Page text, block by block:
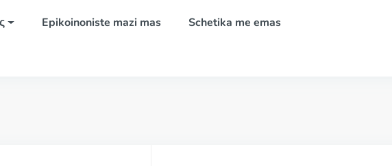
Epikoinoniste mazi mas Schetika me emas